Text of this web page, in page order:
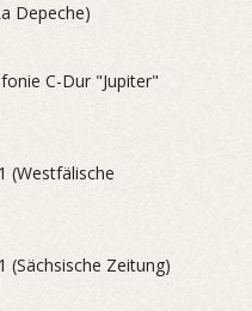
Depeche)
C-Dur "Jupiter"
(Westfälische
(Sächsische Zeitung)